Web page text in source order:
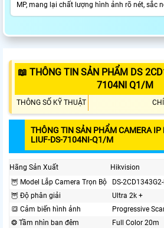
MP, mang lại chất lượng hình ảnh rõ nét, sắc
📖 THÔNG TIN SẢN PHẨM DS
7104NI Q1/M
THÔNG SỐ KỸ THUẬT
THÔNG TIN SẢN PHẨM CAMERA IP
LIUF-DS-7104NI-Q1/M
Hãng Sản Xuất
Hikvision
🦉 Model Lắp Camera Trọn Bộ
DS-
🦉 Độ phân giải
Ultra 2k +
🔳 Cảm biến hình ảnh
Progressive
❂ Tầm nhìn ban đêm
Full Color 20m